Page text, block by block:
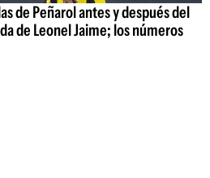
de Peñarol antes y después del
de Leonel Jaime; los números